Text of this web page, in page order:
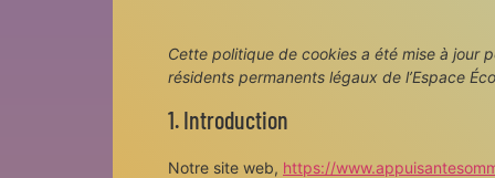
Cette politique de cookies a été mise à jour
résidents permanents légaux de l’Espace
1. Introduction
Notre site web, https://